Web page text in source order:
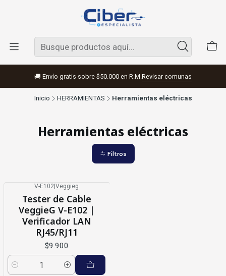
🚚 Envío gratis sobre $50.000 en R.M. Revisar comunas
Inicio HERRAMIENTAS Herramientas eléctricas
Herramientas eléctricas
Filtros
V-E102|Veggieg
Tester de Cable
VeggieG V-E102 |
Verificador LAN
RJ45/RJ11
$9.900
Cantidad